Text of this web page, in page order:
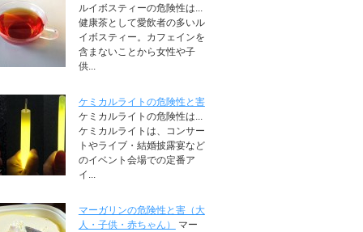
ルイボスティーの危険性は...
健康茶として愛飲者の多いル
イボスティー。カフェインを
含まないことから女性や子
供...
ケミカルライトの危険性と害
ケミカルライトの危険性は...
ケミカルライトは、コンサー
トやライブ・結婚披露宴など
のイベント会場での定番ア
イ...
マーガリンの危険性と害（大
人・子供・赤ちゃん）
マー